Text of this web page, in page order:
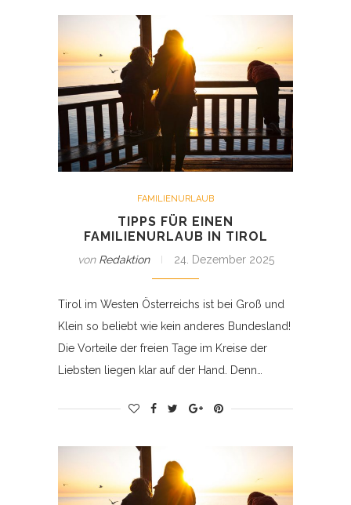
FAMILIENURLAUB
TIPPS FÜR EINEN
FAMILIENURLAUB IN TIROL
von Redaktion 24. Dezember 2025
Tirol im Westen Österreichs ist bei Groß und
Klein so beliebt wie kein anderes Bundesland!
Die Vorteile der freien Tage im Kreise der
Liebsten liegen klar auf der Hand. Denn…